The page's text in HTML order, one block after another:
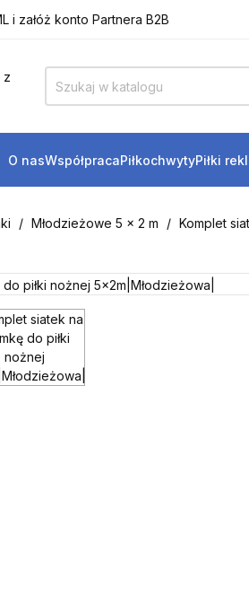
i załóż konto Partnera B2B
i załóż konto Partnera B2B
O nasWspółpracaPiłkochwytyPiłki
Młodzieżowe 5 x 2 m Komplet